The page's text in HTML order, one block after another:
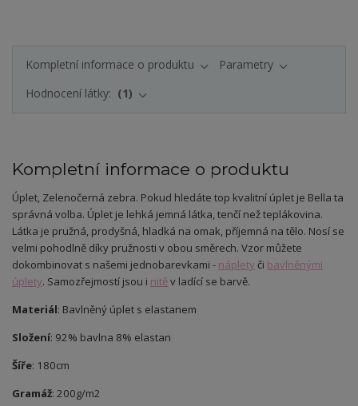
Kompletní informace o produktu
Parametry
Hodnocení látky:
1
Kompletní informace o produktu
Úplet, Zelenočerná zebra. Pokud hledáte top kvalitní úplet je Bella ta
správná volba. Úplet je lehká jemná látka, tenčí než teplákovina.
Látka je pružná, prodyšná, hladká na omak, příjemná na tělo. Nosí se
velmi pohodlně díky pružnosti v obou směrech. Vzor můžete
dokombinovat s našemi jednobarevkami - náplety či bavlněnými
úplety. Samozřejmostí jsou i nitěv ladící se barvě.
Materiál: Bavlněný úplet s elastanem
Složení: 92% bavlna 8% elastan
Šíře: 180cm
Gramáž: 200g/m2